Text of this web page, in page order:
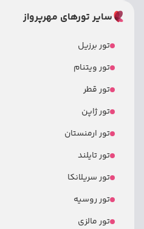
سایر تورهای مهرپرواز
تور برزیل
تور ویتنام
تور قطر
تور ژاپن
تور ارمنستان
تور تایلند
تور سریلانکا
تور روسیه
تور مالزی